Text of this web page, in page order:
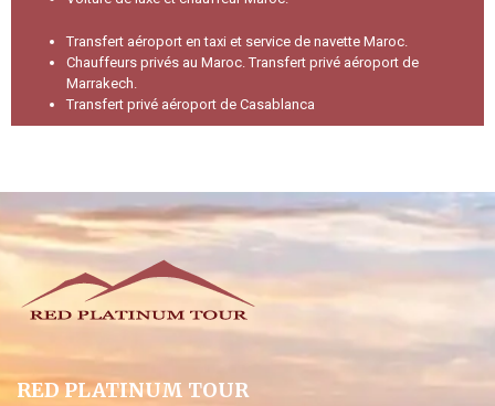
Transfert aéroport en taxi et service de navette Maroc.
Chauffeurs privés au Maroc.Transfert privé aéroport de
Marrakech.
Transfert privé aéroport de Casablanca
RED PLATINUM TOUR